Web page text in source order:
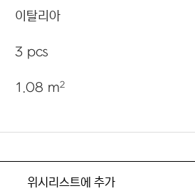
이탈리아
3 pcs
1.08 m2
위시리스트에 추가